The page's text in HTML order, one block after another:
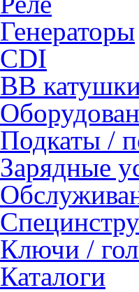
Генераторы
CDI
ВВ
Подкаты /
Зарядные
Ключи /
Каталоги